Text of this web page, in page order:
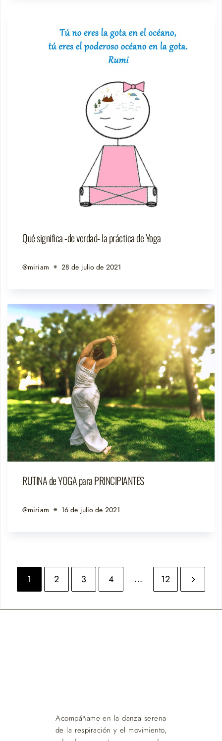
Qué significa -de verdad- la práctica de Yoga
@miriam 28 de julio de 2021
RUTINA de YOGA para PRINCIPIANTES
@miriam 16 de julio de 2021
1 2 3 4 … 12
Acompáñame en la danza serena
de la respiración y el movimiento,